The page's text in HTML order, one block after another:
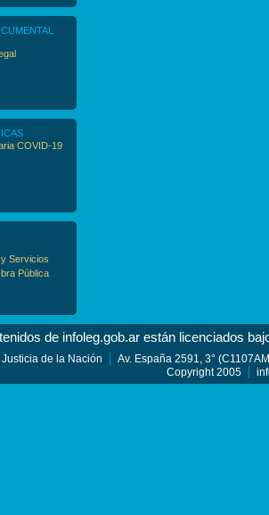
COVID-19
Servicios
Pública
de infoleg.gob.ar están licenciados
de la Nación
Av. España 2591, 3°
Copyright 2005